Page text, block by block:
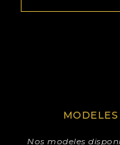
Nos modeles